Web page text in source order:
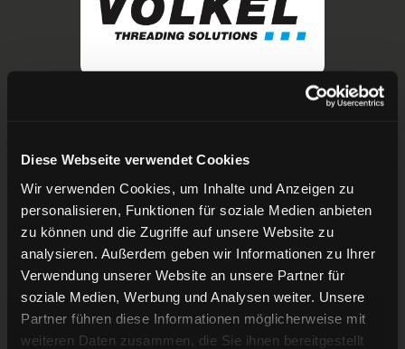
Diese Webseite verwendet Cookies
Wir verwenden Cookies, um Inhalte und Anzeigen zu
personalisieren, Funktionen für soziale Medien anbieten
zu können und die Zugriffe auf unsere Website zu
analysieren. Außerdem geben wir Informationen zu Ihrer
Verwendung unserer Website an unsere Partner für
soziale Medien, Werbung und Analysen weiter. Unsere
Partner führen diese Informationen möglicherweise mit
weiteren Daten zusammen, die Sie ihnen bereitgestellt